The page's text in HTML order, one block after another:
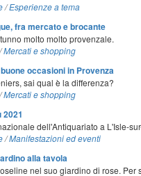
/Esperienze a tema
fra mercato e brocante
molto molto provenzale.
/Mercati e shopping
occasioni in Provenza
sai qual è la differenza?
/Mercati e shopping
dell'Antiquariato a L'Isle-
/Manifestazioni ed eventi
alla tavola
nel suo giardino di rose. Per